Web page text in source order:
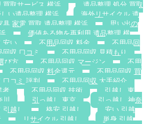
買取サービス 横浜
遺品整理 処分 買取
い遺品整理 横浜
海外リサイクル 遺
具 家電 買取 遺品整理 横浜
思い出の
価値ある物を再利用 遺品整理 横
安い 不用品回収 料金
不用品回
回収 口コミ
不用品回収 見積もり
び方
不用品回収 マージン
不用
不用品回収 料金還元
不用品回収 買
口コミ 評判
不用品回収 大手紹介
者
不用品回収 技術
引越し 東
川 引っ越し 東京
引っ越し 神奈
越し 格安 引越し
安い 引越
リサイクル 引越し
単身 引越